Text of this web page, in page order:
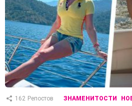
162 Репостов ЗНАМЕНИТОСТИ